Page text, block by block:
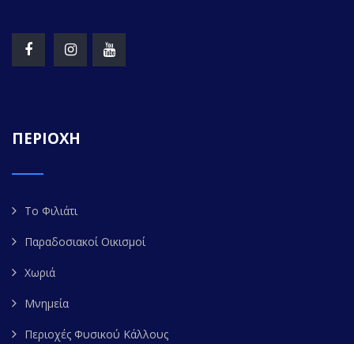
ΠΕΡΙΟΧΗ
Το Φιλιάτι
Παραδοσιακοί Οικισμοί
Χωριά
Μνημεία
Περιοχές Φυσικού Κάλλους